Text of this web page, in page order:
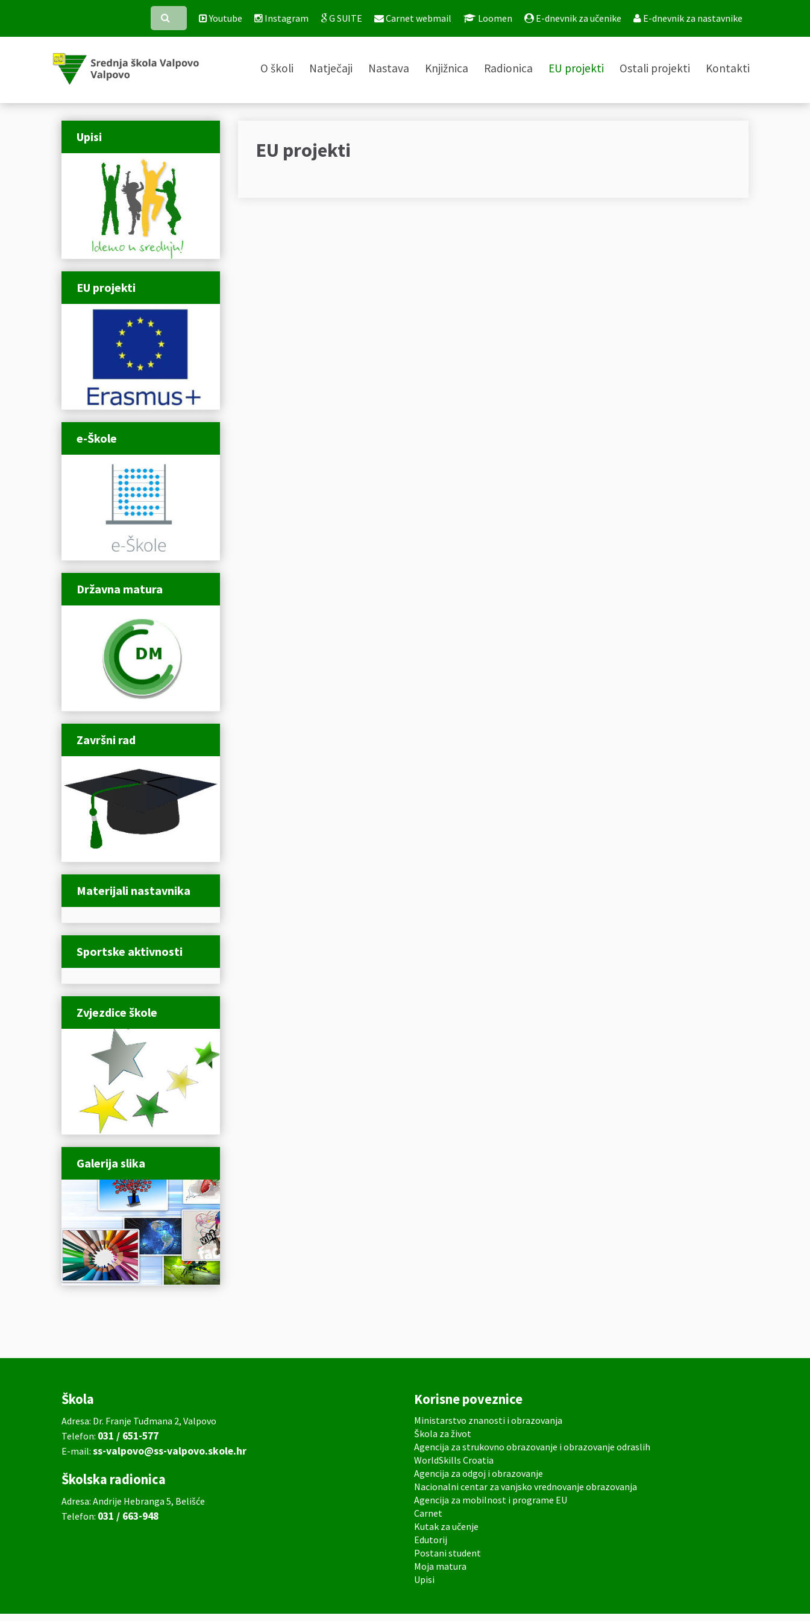
Youtube Instagram G SUITE Carnet webmail Loomen E-dnevnik za učenike E-dnevnik za nastavnike
O školi Natječaji Nastava Knjižnica Radionica EU projekti Ostali projekti Kontakti
Upisi
EU projekti
e-Škole
Državna matura
Završni rad
Materijali nastavnika
Sportske aktivnosti
Zvjezdice škole
Galerija slika
EU projekti
Škola
Adresa: Dr. Franje Tuđmana 2, Valpovo
Telefon: 031 / 651-577
E-mail: ss-valpovo@ss-valpovo.skole.hr
Školska radionica
Adresa: Andrije Hebranga 5, Belišće
Telefon: 031 / 663-948
Korisne poveznice
Ministarstvo znanosti i obrazovanja
Škola za život
Agencija za strukovno obrazovanje i obrazovanje odraslih
WorldSkills Croatia
Agencija za odgoj i obrazovanje
Nacionalni centar za vanjsko vrednovanje obrazovanja
Agencija za mobilnost i programe EU
Carnet
Kutak za učenje
Edutorij
Postani student
Moja matura
Upisi